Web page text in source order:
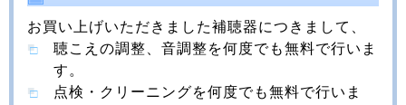
お買い上げいただきました補聴器につきまして、
聴こえの調整、音調整を何度でも無料で行いま
す。
点検・クリーニングを何度でも無料で行いま